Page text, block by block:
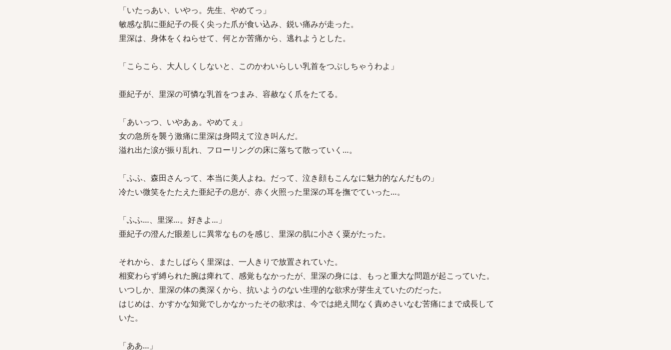
「いたっあい、いやっ。先生、やめてっ」
敏感な肌に亜紀子の長く尖った爪が食い込み、鋭い痛みが走った。
里深は、身体をくねらせて、何とか苦痛から、逃れようとした。
「こらこら、大人しくしないと、このかわいらしい乳首をつぶしちゃうわよ」
亜紀子が、里深の可憐な乳首をつまみ、容赦なく爪をたてる。
「あいっつ、いやあぁ。やめてぇ」
女の急所を襲う激痛に里深は身悶えて泣き叫んだ。
溢れ出た涙が振り乱れ、フローリングの床に落ちて散っていく…。
「ふふ、森田さんって、本当に美人よね。だって、泣き顔もこんなに魅力的なんだもの」
冷たい微笑をたたえた亜紀子の息が、赤く火照った里深の耳を撫でていった…。
「ふふ…、里深…。好きよ…」
亜紀子の澄んだ眼差しに異常なものを感じ、里深の肌に小さく粟がたった。
それから、またしばらく里深は、一人きりで放置されていた。
相変わらず縛られた腕は痺れて、感覚もなかったが、里深の身には、もっと重大な問題が起こっていた。
いつしか、里深の体の奥深くから、抗いようのない生理的な欲求が芽生えていたのだった。
はじめは、かすかな知覚でしかなかったその欲求は、今では絶え間なく責めさいなむ苦痛にまで成長して
いた。
「ああ…」